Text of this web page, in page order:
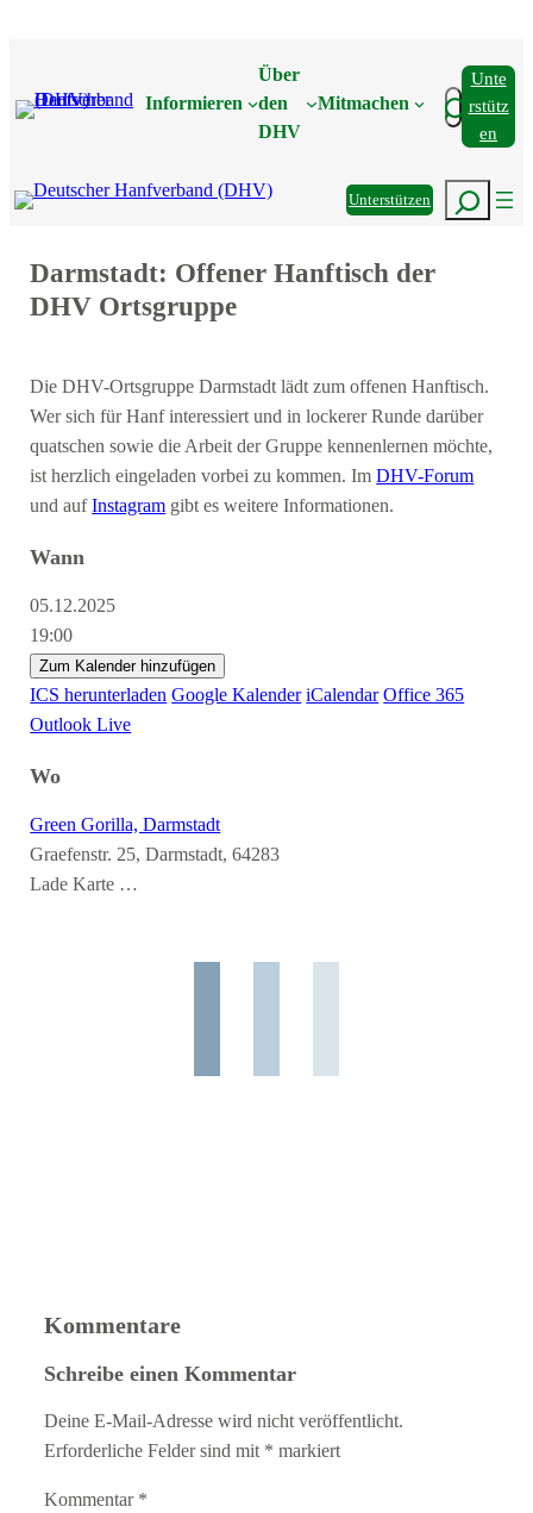
Informieren
Über
den
DHV
Mitmachen Suchen
Unte
Rstütz
En
UnterstützenSuchen
Darmstadt: Offener Hanftisch der
DHV Ortsgruppe
Die DHV-Ortsgruppe Darmstadt lädt zum offenen Hanftisch.
Wer sich für Hanf interessiert und in lockerer Runde darüber
quatschen sowie die Arbeit der Gruppe kennenlernen möchte,
ist herzlich eingeladen vorbei zu kommen. ImDHV-Forum
und aufInstagram gibt es weitere Informationen.
Wann
05.12.2025
19:00
Zum Kalender hinzufügen
ICS herunterladen Google Kalender iCalendar Office 365
Outlook Live
Wo
Green Gorilla, Darmstadt
Graefenstr. 25, Darmstadt, 64283
Lade Karte …
Kommentare
Schreibe einen Kommentar
Deine E-Mail-Adresse wird nicht veröffentlicht.
Erforderliche Felder sind mit * markiert
Kommentar *